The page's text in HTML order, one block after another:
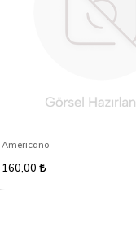
Americano
160,00